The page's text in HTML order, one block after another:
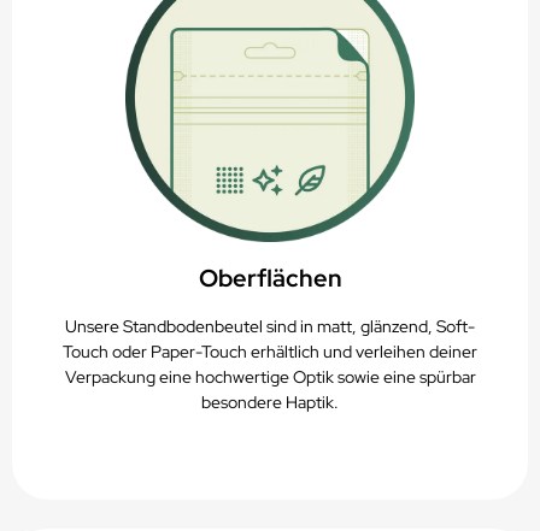
Oberflächen
Unsere Standbodenbeutel sind in matt, glänzend, Soft-
Touch oder Paper-Touch erhältlich und verleihen deiner
Verpackung eine hochwertige Optik sowie eine spürbar
besondere Haptik.